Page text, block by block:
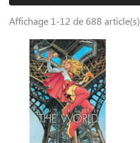
Affichage 1-12 de 688 article(s)